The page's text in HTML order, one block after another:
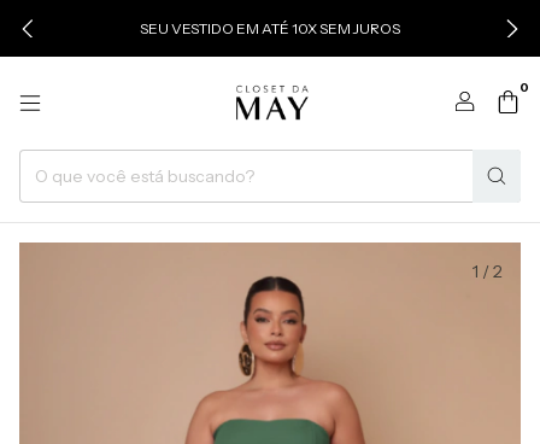
SEU VESTIDO EM ATÉ 10X SEM JUROS
0
1 /2